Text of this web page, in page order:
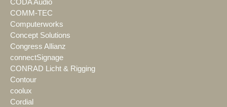
CODA Audio
COMM-TEC
Computerworks
Concept Solutions
Congress Allianz
connectSignage
CONRAD Licht & Rigging
Contour
coolux
Cordial